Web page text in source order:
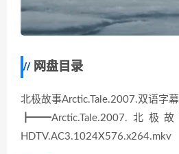
网盘目录
北极故事Arctic.Tale.2007.双语字幕
┣━━Arctic.Tale.2007.北极
HDTV.AC3.1024X576.x264.mkv